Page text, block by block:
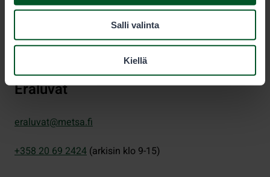
Salli valinta
Kiellä
PL 80 (Opastinsilta 12 C)
00521Helsinki
Eräluvat
eraluvat@metsa.fi
+358 20 69 2424 (arkisin klo 9-15)